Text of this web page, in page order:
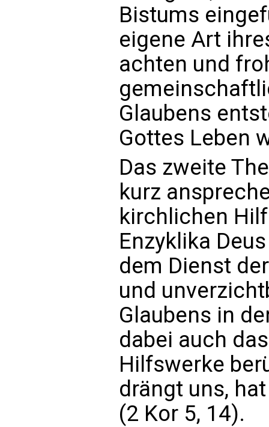
Bistums
eigene Art
achten und
Glaubens
Gottes Leben
Das zweite
kurz
kirchlichen
Enzyklika
dem Dienst
und
Glaubens in
dabei auch
Hilfswerke
drängt uns,
(2 Kor 5, 14).